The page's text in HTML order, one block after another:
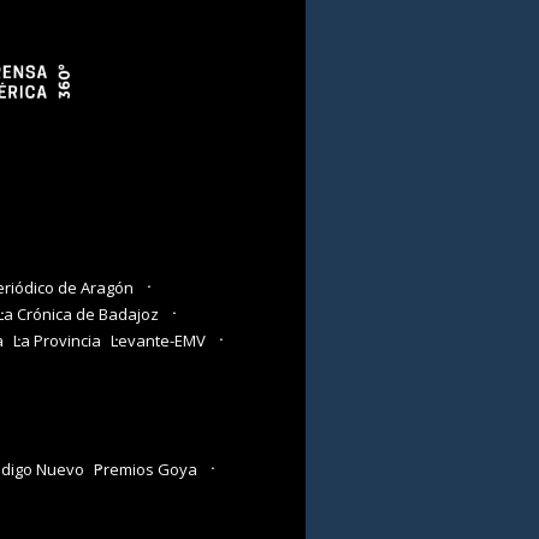
de Aragón
Crónica de Badajoz
La Provincia Levante-EMV
Nuevo Premios Goya